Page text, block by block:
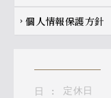
chevron_right 個人情報保護方針
日 :
定休日